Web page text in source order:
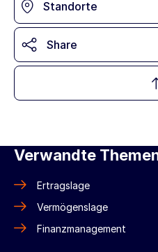
Standorte
Share
Verwandte
Ertragslage
Vermögenslage
Finanzmanagement